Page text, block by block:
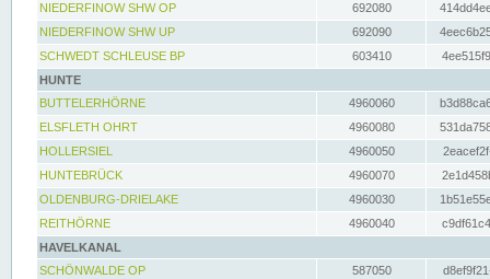
NIEDERFINOW SHW OP
692080
NIEDERFINOW SHW UP
692090
SCHWEDT SCHLEUSE BP
603410
HUNTE
BUTTELERHÖRNE
4960060
ELSFLETH OHRT
4960080
HOLLERSIEL
4960050
HUNTEBRÜCK
4960070
OLDENBURG-DRIELAKE
4960030
REITHÖRNE
4960040
HAVELKANAL
SCHÖNWALDE OP
587050